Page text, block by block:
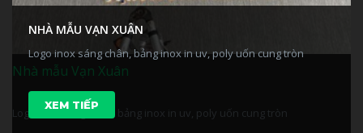
NHÀ MẪU VẠN XUÂN
Logo inox sáng chân, bảng inox in uv, poly uốn cung tròn
XEM TIẾP
Nhà mẫu Vạn Xuân
Logo inox sáng chân, bảng inox in uv, poly uốn cung tròn